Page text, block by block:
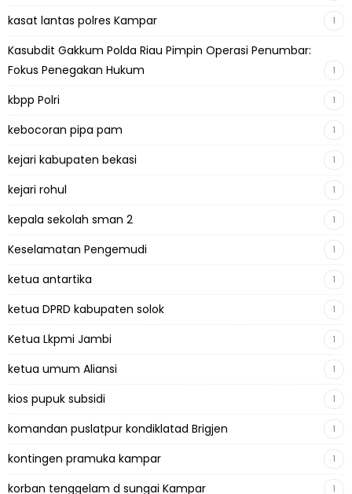
kasat lantas polres Kampar 1
Kasubdit Gakkum Polda Riau Pimpin Operasi Penumbar:
Fokus Penegakan Hukum
1
kbpp Polri 1
kebocoran pipa pam 1
kejari kabupaten bekasi 1
kejari rohul 1
kepala sekolah sman 2 1
Keselamatan Pengemudi 1
ketua antartika 1
ketua DPRD kabupaten solok 1
Ketua Lkpmi Jambi 1
ketua umum Aliansi 1
kios pupuk subsidi 1
komandan puslatpur kondiklatad Brigjen 1
kontingen pramuka kampar 1
korban tenggelam d sungai Kampar 1